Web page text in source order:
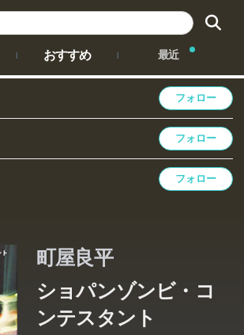
おすすめ 最近
フォロー
フォロー
フォロー
町屋良平
ショパンゾンビ・コ
ンテスタント